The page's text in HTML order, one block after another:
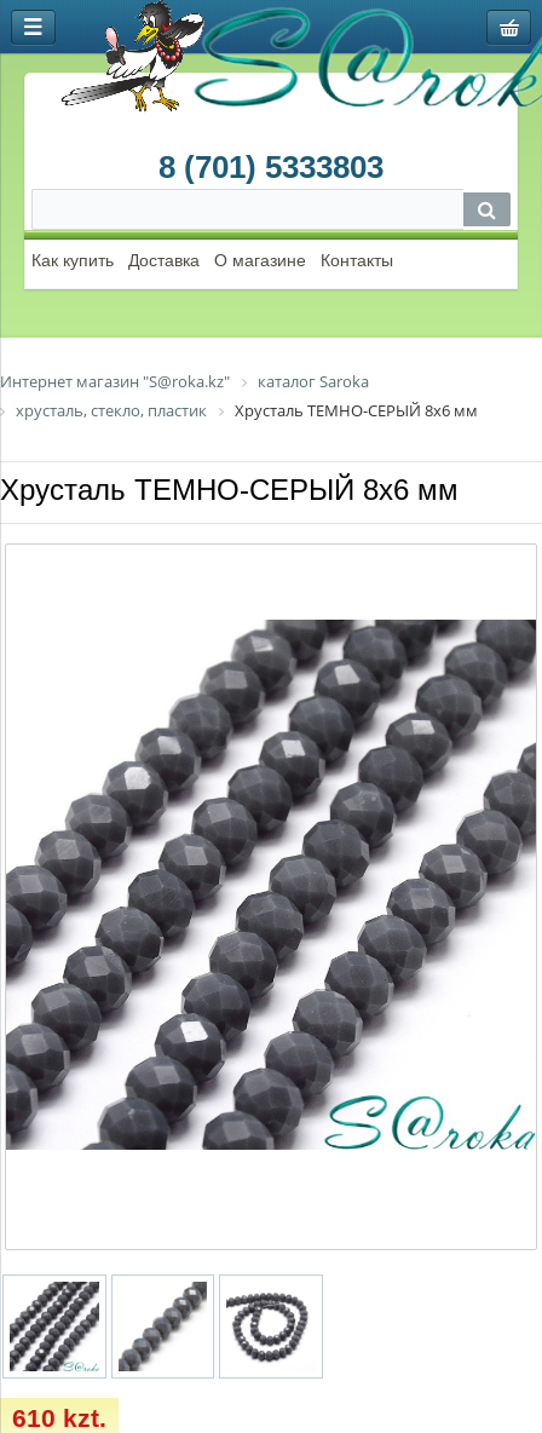
8 (701) 5333803
Как купить Доставка О магазине Контакты
Интернет магазин "S@roka.kz"
каталог Saroka
хрусталь, стекло, пластик
Хрусталь ТЕМНО-СЕРЫЙ 8х6 мм
Хрусталь ТЕМНО-СЕРЫЙ 8х6 мм
610 kzt.